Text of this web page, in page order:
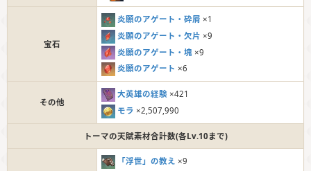
宝石
炎願のアゲート・砕屑 ×1
炎願のアゲート・欠片 ×9
炎願のアゲート・塊 ×9
炎願のアゲート ×6
その他
大英雄の経験 ×421
モラ ×2,507,990
トーマの天賦素材合計数(各Lv.10まで)
「浮世」の教え ×9